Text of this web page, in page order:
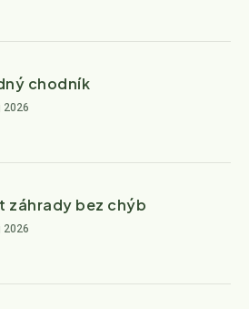
chodník
2026
záhrady bez chýb
2026